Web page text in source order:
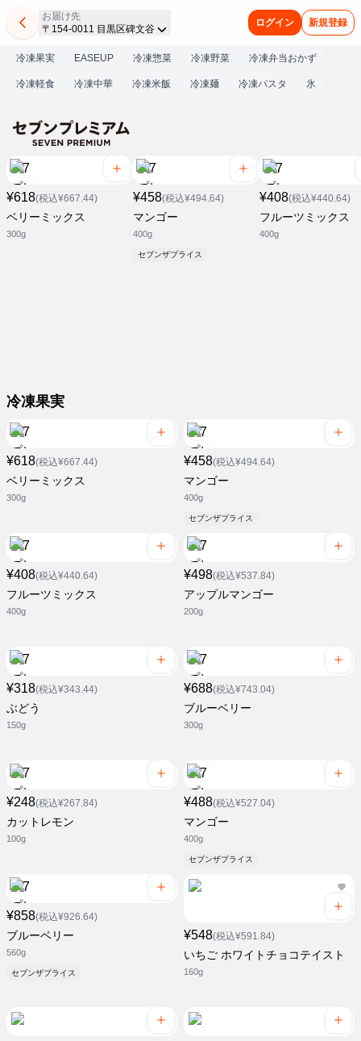
お届け先
〒154-0011 目黒区碑文谷
ログイン 新規登録
冷凍果実 EASEUP 冷凍惣菜 冷凍野菜 冷凍弁当おかず
冷凍軽食 冷凍中華 冷凍米飯 冷凍麺 冷凍パスタ 氷
¥618(税込¥667.44)
ベリーミックス
300g
¥458(税込¥494.64)
マンゴー
400g
セブンザプライス
¥408(税込¥440.64)
フルーツミックス
400g
冷凍果実
¥618(税込¥667.44)
ベリーミックス
300g
¥458(税込¥494.64)
マンゴー
400g
セブンザプライス
¥408(税込¥440.64)
フルーツミックス
400g
¥498(税込¥537.84)
アップルマンゴー
200g
¥318(税込¥343.44)
ぶどう
150g
¥688(税込¥743.04)
ブルーベリー
300g
¥248(税込¥267.84)
カットレモン
100g
¥488(税込¥527.04)
マンゴー
400g
セブンザプライス
¥858(税込¥926.64)
ブルーベリー
560g
セブンザプライス
¥548(税込¥591.84)
いちご ホワイトチョコテイスト
160g